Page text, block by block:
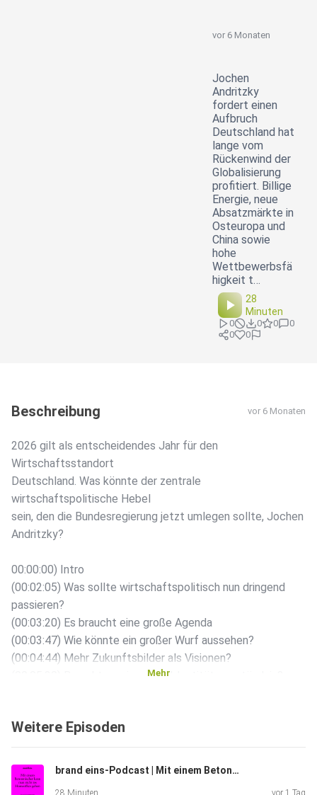
vor 6 Monaten
Jochen
Andritzky
fordert einen
Aufbruch
Deutschland hat
lange vom
Rückenwind der
Globalisierung
profitiert. Billige
Energie, neue
Absatzmärkte in
Osteuropa und
China sowie
hohe
Wettbewerbsfä
higkeit t…
28
Minuten
0 0 0
0
0
0
Beschreibung vor 6 Monaten
2026 gilt als entscheidendes Jahr für den
Wirtschaftsstandort
Deutschland. Was könnte der zentrale
wirtschaftspolitische Hebel
sein, den die Bundesregierung jetzt umlegen sollte, Jochen
Andritzky?
00:00:00) Intro
(00:02:05) Was sollte wirtschaftspolitisch nun dringend
passieren?
(00:03:20) Es braucht eine große Agenda
(00:03:47) Wie könnte ein großer Wurf aussehen?
(00:04:44) Mehr Zukunftsbilder als Visionen?
(00:05:30) Braucht es ein neues Identitätsverständnis?
(00:15:25) Welche Veränderungen braucht es für
(00:17:29) Ein Risiko für die EU: Ablegen des
Vorsorgeprinzips
Mehr
Weitere Episoden
brand eins-Podcast | Mit einem Betonmischer kann man nicht ins Homeoffice gehen (Best-of)
28 Minuten vor 1 Tag